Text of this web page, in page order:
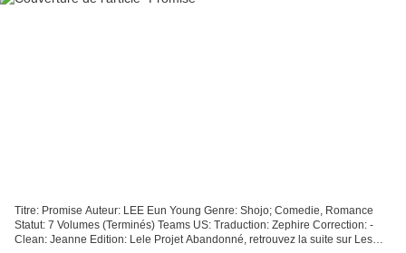
Titre: Promise Auteur: LEE Eun Young Genre: Shojo; Comedie, Romance
Statut: 7 Volumes (Terminés) Teams US: Traduction: Zephire Correction: -
Clean: Jeanne Edition: Lele Projet Abandonné, retrouvez la suite sur Les